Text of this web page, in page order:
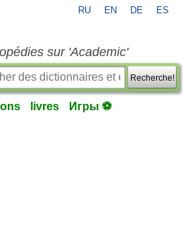
RU EN DE ES
sur 'Academic'
Recherche!
livres Игры ⚽